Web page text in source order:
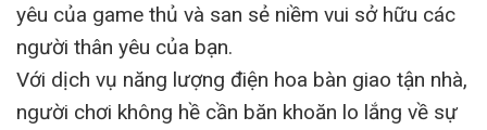
yêu của game thủ và san sẻ niềm vui sở hữu các
người thân yêu của bạn.
Với dịch vụ năng lượng điện hoa bàn giao tận nhà,
người chơi không hề cần băn khoăn lo lắng về sự